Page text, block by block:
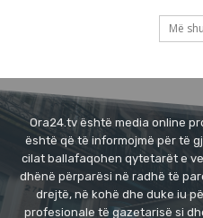
Më
Ora24.tv është media online
është që të informojmë për të
cilat ballafaqohen qytetarët e
dhënë përparësi në radhë të
drejtë, në kohë dhe duke iu
profesionale të gazetarisë si